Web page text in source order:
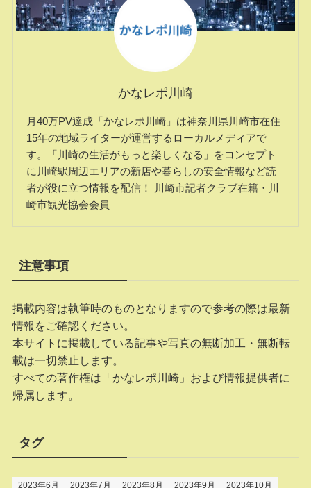
かなレポ川崎
月40万PV達成「かなレポ川崎」は神奈川県川崎市在住
15年の地域ライターが運営するローカルメディアで
す。「川崎の生活がもっと楽しくなる」をコンセプト
に川崎駅周辺エリアの新店や暮らしの安全情報など読
者が役に立つ情報を配信！ 川崎市記者クラブ在籍・川
崎市観光協会会員
注意事項
掲載内容は執筆時のものとなりますので参考の際は最新
情報をご確認ください。
本サイトに掲載している記事や写真の無断加工・無断転
載は一切禁止します。
すべての著作権は「かなレポ川崎」および情報提供者に
帰属します。
タグ
2023年6月 2023年7月 2023年8月 2023年9月 2023年10月